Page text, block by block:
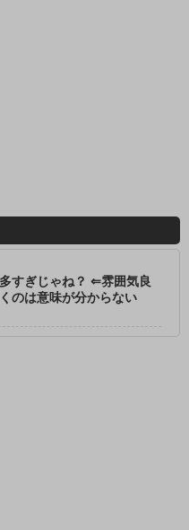
すぎじゃね？ ⇐雰囲気良
のは意味が分からない